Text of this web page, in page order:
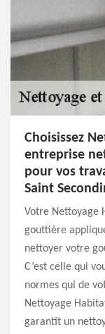
Choisissez
entreprise
pour vos
Saint
Votre Nettoyage
gouttière
nettoyer votre
C’est celle qui
normes qui de
Nettoyage
garantit un